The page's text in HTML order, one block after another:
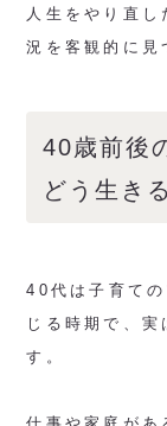
人生をやり直
況を客観的に見
40歳前後
どう生き
40代は子育て
じる時期で、
す。